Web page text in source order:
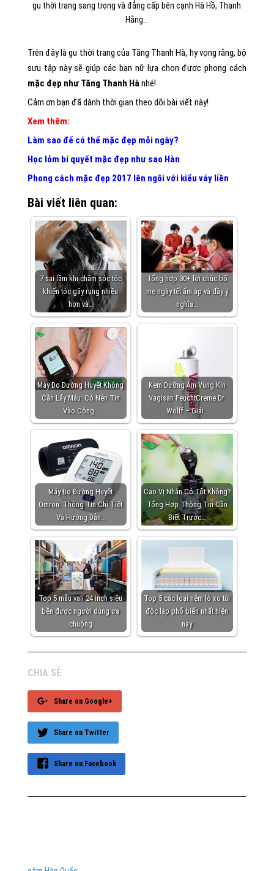
gu thời trang sang trọng và đẳng cấp bên cạnh Hà Hồ, Thanh
Hằng…
Trên đây là gu thời trang của Tăng Thanh Hà, hy vọng rằng, bộ
sưu tập này sẽ giúp các bạn nữ lựa chọn được phong cách
mặc đẹp như Tăng Thanh Hànhé!
Cảm ơn bạn đã dành thời gian theo dõi bài viết này!
Xem thêm:
Làm sao để có thể mặc đẹp mỗi ngày?
Học lỏm bí quyết mặc đẹp như sao Hàn
Phong cách mặc đẹp 2017 lên ngôi với kiểu váy liền
Bài viết liên quan:
7 sai lầm khi chăm sóc tóc
khiến tóc gãy rụng nhiều
hơn và…
Tổng hợp 30+ lời chúc bố
mẹ ngày tết ấm áp và đầy ý
nghĩa…
Máy Đo Đường Huyết Không
Cần Lấy Máu: Có Nên Tin
Vào Công…
Kem Dưỡng Ẩm Vùng Kín
Vagisan FeuchtCreme Dr.
Wolff – Giải…
Máy Đo Đường Huyết
Omron: Thông Tin Chi Tiết
Và Hướng Dẫn…
Cao Vị Nhân Có Tốt Không?
Tổng Hợp Thông Tin Cần
Biết Trước…
Top 5 mẫu vali 24 inch siêu
bền được người dùng ưa
chuộng
Top 5 các loại nệm lò xo túi
độc lập phổ biến nhất hiện
nay
CHIA SẺ
Share on Google+
Share on Twitter
Share on Facebook